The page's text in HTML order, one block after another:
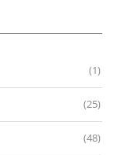
(1)
(25)
(48)